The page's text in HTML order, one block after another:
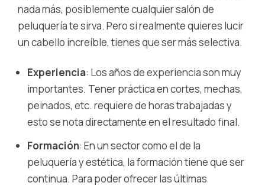
nada más, posiblemente cualquier salón de
peluquería te sirva. Pero si realmente quieres lucir
un cabello increíble, tienes que ser más selectiva.
Experiencia: Los años de experiencia son muy
importantes. Tener práctica en cortes, mechas,
peinados, etc. requiere de horas trabajadas y
esto se nota directamente en el resultado final.
Formación: En un sector como el de la
peluquería y estética, la formación tiene que ser
continua. Para poder ofrecer las últimas